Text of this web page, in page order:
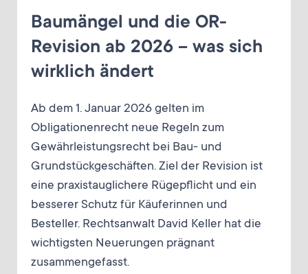
Baumängel und die OR-
Revision ab 2026 – was sich
wirklich ändert
Ab dem 1. Januar 2026 gelten im
Obligationenrecht neue Regeln zum
Gewährleistungsrecht bei Bau- und
Grundstückgeschäften. Ziel der Revision ist
eine praxistauglichere Rügepflicht und ein
besserer Schutz für Käuferinnen und
Besteller. Rechtsanwalt David Keller hat die
wichtigsten Neuerungen prägnant
zusammengefasst.